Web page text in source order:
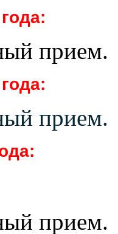
прием.
прием.
прием.